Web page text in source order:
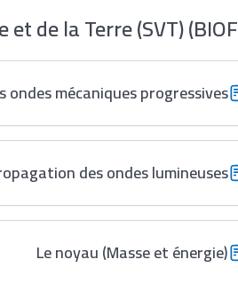
de la Terre (SVT)
ondes mécaniques progressives
des ondes lumineuses
Le noyau (Masse et énergie)